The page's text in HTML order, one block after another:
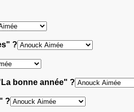
?
bonne année" ?
?